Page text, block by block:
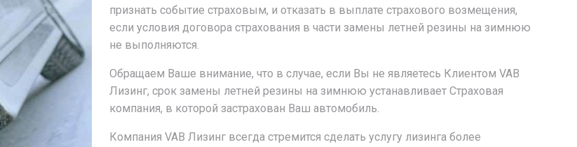
признать событие страховым, и отказать в выплате страхового возмещения,
если условия договора страхования в части замены летней резины на зимнюю
не выполняются.
Обращаем Ваше внимание, что в случае, если Вы не являетесь Клиентом VAB
Лизинг, срок замены летней резины на зимнюю устанавливает Страховая
компания, в которой застрахован Ваш автомобиль.
Компания VAB Лизинг всегда стремится сделать услугу лизинга более